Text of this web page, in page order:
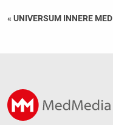
« UNIVERSUM INNERE